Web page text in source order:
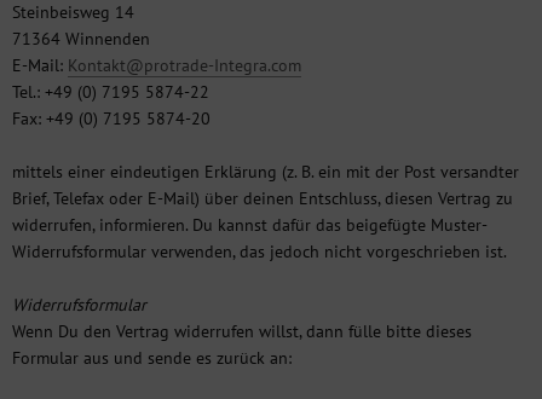
Steinbeisweg 14
71364 Winnenden
E-Mail: Kontakt@protrade-Integra.com
Tel.: +49 (0) 7195 5874-22
Fax: +49 (0) 7195 5874-20
mittels einer eindeutigen Erklärung (z. B. ein mit der Post versandter
Brief, Telefax oder E-Mail) über deinen Entschluss, diesen Vertrag zu
widerrufen, informieren. Du kannst dafür das beigefügte Muster-
Widerrufsformular verwenden, das jedoch nicht vorgeschrieben ist.
Widerrufsformular
Wenn Du den Vertrag widerrufen willst, dann fülle bitte dieses
Formular aus und sende es zurück an: